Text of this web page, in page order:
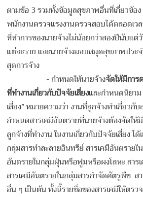
ตามข้อ 3 รวมทั้งข้อมูลสุขภาพอื่นที่เกี่ยวข้อ
พนักงานตรวจแรงงานตรวจสอบได้ตลอดเว
ที่ทำการของนายจ้างไม่น้อยกว่าสองปีนับแต่
แต่ละราย และนายจ้างมอบสมุดสุขภาพประ
สุดการจ้าง
-กำหนดให้นายจ้างจัดให้มีการ
ที่ทำงานเกี่ยวกับปัจจัยเสี่ยงและกำหนดนิยา
เสี่ยง” หมายความว่า งานที่ลูกจ้างทำเกี่ยวกั
กำหนดสารเคมีอันตรายที่นายจ้างต้องจัดให้
ลูกจ้างที่ทำงาน ในงานเกี่ยวกับปัจจัยเสี่ยง ไ
กลุ่มสารทำละลายอินทรีย์ สารเคมีอันตรายใ
อันตรายในกลุ่มฝุ่นหรือฟูมหรือผงโลหะ สาร
สารเคมีอันตรายในกลุ่มสารกำจัดศัตรูพืช ส
อื่น ๆ เป็นต้น ทั้งนี้รายชื่อของสารเคมีให้ตร